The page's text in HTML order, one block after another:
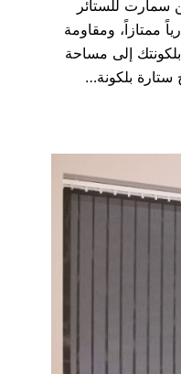
للستائر
ممتازاً، ومقاومة
بلكونتك إلى مساحة
ستارة بلكونة…